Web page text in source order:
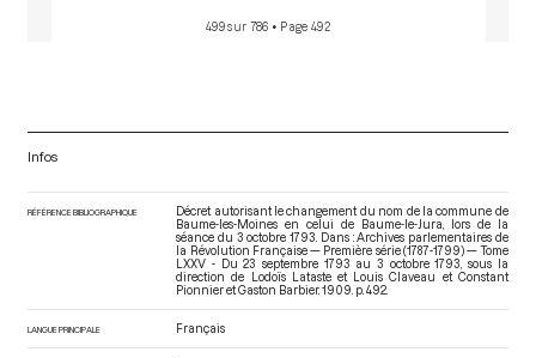
499 sur 786 • Page 492
Infos
RÉFÉRENCE BIBLIOGRAPHIQUE
Décret autorisant le changement du nom de la commune de
Baume-les-Moines en celui de Baume-le-Jura, lors de la
séance du 3 octobre 1793. Dans : Archives parlementaires de
la Révolution Française — Première série (1787-1799) — Tome
LXXV - Du 23 septembre 1793 au 3 octobre 1793
, sous la
direction de Lodoïs Lataste et Louis Claveau et Constant
Pionnier et Gaston Barbier. 1909. p. 492.
LANGUE PRINCIPALE Français